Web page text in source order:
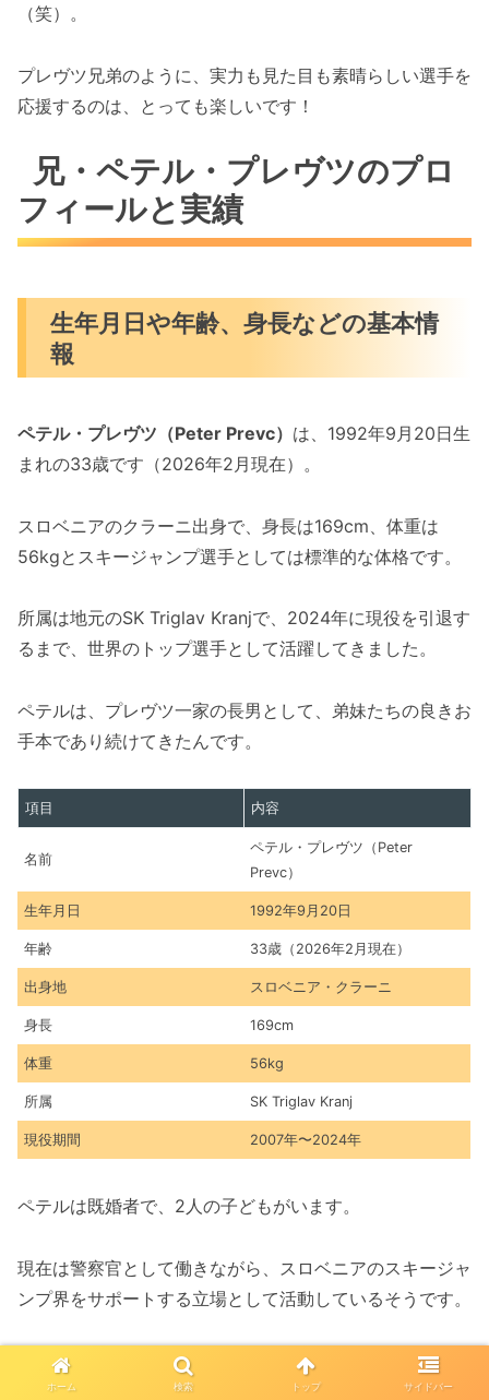
（笑）。
プレヴツ兄弟のように、実力も見た目も素晴らしい選手を
応援するのは、とっても楽しいです！
兄・ペテル・プレヴツのプロ
フィールと実績
生年月日や年齢、身長などの基本情
報
ペテル・プレヴツ（Peter Prevc） は、1992年9月20日生
まれの33歳です（2026年2月現在）。
スロベニアのクラーニ出身で、身長は169cm、体重は
56kgとスキージャンプ選手としては標準的な体格です。
所属は地元のSK Triglav Kranjで、2024年に現役を引退す
るまで、世界のトップ選手として活躍してきました。
ペテルは、プレヴツ一家の長男として、弟妹たちの良きお
手本であり続けてきたんです。
項目 内容
名前
ペテル・プレヴツ（Peter
Prevc）
生年月日 1992年9月20日
年齢 33歳（2026年2月現在）
出身地 スロベニア・クラーニ
身長 169cm
体重 56kg
所属 SK Triglav Kranj
現役期間 2007年〜2024年
ペテルは既婚者で、2人の子どもがいます。
現在は警察官として働きながら、スロベニアのスキージャ
ンプ界をサポートする立場として活動しているそうです。
アスリートとしてのキャリアを終えた後も、国に貢献し続
ける姿勢が素晴らしいですよね。
ホーム 検索 トップ サイドバー